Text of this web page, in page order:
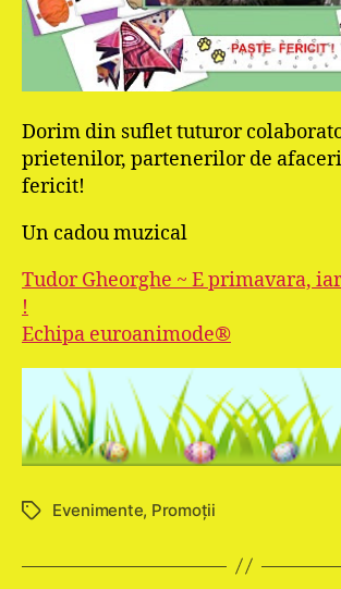
Dorim din suflet tuturor
prietenilor, partenerilor de
fericit!
Un cadou muzical
Tudor Gheorghe ~ E primavara,
!
Echipa euroanimode®
EticheteEvenimente, Promoţii